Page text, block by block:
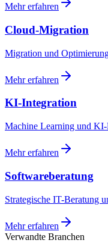
Mehr erfahren
Cloud-Migration
Migration und
Mehr erfahren
KI-Integration
Machine Learning und
Mehr erfahren
Softwareberatung
Strategische IT-Beratung
Mehr erfahren
Verwandte Branchen